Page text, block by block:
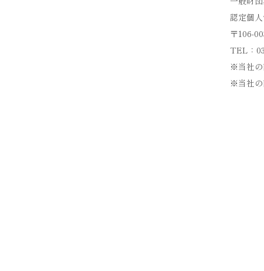
認定個
〒106-
TEL：
※当社の
※当社の